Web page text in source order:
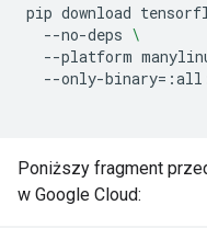
pip download
--no-deps \
--platform
--only-binary=
Poniższy fragment
w Google Cloud: